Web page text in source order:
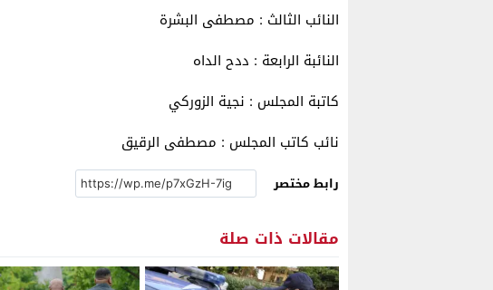
النائب الثالث : مصطفى البشرة
النائبة الرابعة : ددح الداه
كاتبة المجلس : نجية الزوركي
نائب كاتب المجلس : مصطفى الرقيق
رابط مختصر
مقالات ذات صلة